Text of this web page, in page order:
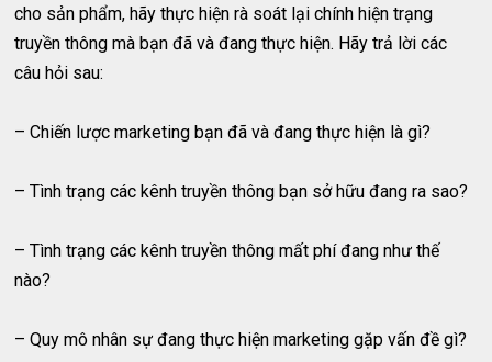
cho sản phẩm, hãy thực hiện rà soát lại chính hiện trạng
truyền thông mà bạn đã và đang thực hiện. Hãy trả lời các
câu hỏi sau:
– Chiến lược marketing bạn đã và đang thực hiện là gì?
– Tình trạng các kênh truyền thông bạn sở hữu đang ra sao?
– Tình trạng các kênh truyền thông mất phí đang như thế
nào?
– Quy mô nhân sự đang thực hiện marketing gặp vấn đề gì?